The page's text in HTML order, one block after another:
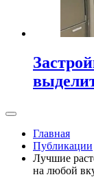
Главная
Публикации
Лучшие
на любой